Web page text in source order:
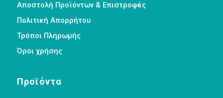
Αποστολή Προϊόντων & Επιστροφές
Πολιτική Απορρήτου
Τρόποι Πληρωμής
Όροι χρήσης
Προϊόντα